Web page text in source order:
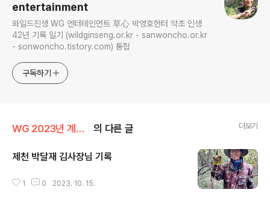
entertainment
와일드진생 WG 엔터테인먼트 草心 박영호헌터 약초 인생
42년 기록 일기 (wildginseng.or.kr - sanwoncho.or.kr
- sonwoncho.tistory.com) 통합
구독하기
WG 2023년 계묘년 기록 의 다른 글 더보기
제천 박달재 김사장님 기록
1 0 2023. 10. 15.